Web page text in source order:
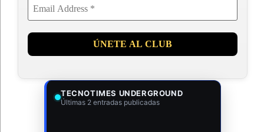
TECNOTIMES UNDERGROUND
Últimas 2 entradas publicadas